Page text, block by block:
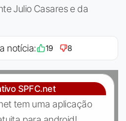
Julio Casares e da
notícia: 19 8
SPFC.net
tem uma aplicação